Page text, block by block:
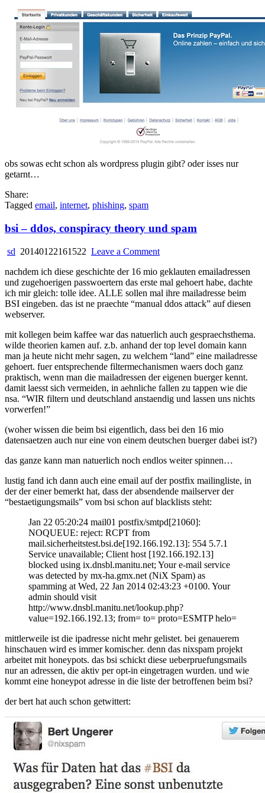
obs sowas echt schon als wordpress plugin gibt? oder isses nur
getarnt…
Share:
Tagged email, internet, phishing, spam
bsi – ddos, conspiracy theory und spam
sd 20140122161522 Leave a Commenton
–
ddos,
conspiracy
theory
nachdem ich diese geschichte der 16 mio geklauten emailadressen
und zugehoerigen passwoertern das erste mal gehoert habe, dachte
ich mir gleich: tolle idee. ALLE sollen mal ihre mailadresse beim
BSI eingeben. das ist ne praechte “manual ddos attack” auf diesen
webserver.
mit kollegen beim kaffee war das natuerlich auch gespraechsthema.
wilde theorien kamen auf. z.b. anhand der top level domain kann
man ja heute nicht mehr sagen, zu welchem “land” eine mailadresse
gehoert. fuer entsprechende filtermechanismen waers doch ganz
praktisch, wenn man die mailadressen der eigenen buerger kennt.
damit laesst sich vermeiden, in aehnliche fallen zu tappen wie die
nsa. “WIR filtern und deutschland anstaendig und lassen uns nichts
vorwerfen!”
(woher wissen die beim bsi eigentlich, dass bei den 16 mio
datensaetzen auch nur eine von einem deutschen buerger dabei ist?)
das ganze kann man natuerlich noch endlos weiter spinnen…
lustig fand ich dann auch eine email auf der postfix mailingliste, in
der der einer bemerkt hat, dass der absendende mailserver der
“bestaetigungsmails” vom bsi schon auf blacklists steht:
Jan 22 05:20:24 mail01 postfix/smtpd[21060]:
NOQUEUE: reject: RCPT from
mail.sicherheitstest.bsi.de[192.166.192.13]: 554 5.7.1
Service unavailable; Client host [192.166.192.13]
blocked using ix.dnsbl.manitu.net; Your e-mail service
was detected by mx-ha.gmx.net (NiX Spam) as
spamming at Wed, 22 Jan 2014 02:43:23 +0100. Your
admin should visit
http://www.dnsbl.manitu.net/lookup.php?
value=192.166.192.13; from= to= proto=ESMTP helo=
mittlerweile ist die ipadresse nicht mehr gelistet. bei genauerem
hinschauen wird es immer komischer. denn das nixspam projekt
arbeitet mit honeypots. das bsi schickt diese ueberpruefungsmails
nur an adressen, die aktiv per opt-in eingetragen wurden. und wie
kommt eine honeypot adresse in die liste der betroffenen beim bsi?
der bert hat auch schon getwittert: